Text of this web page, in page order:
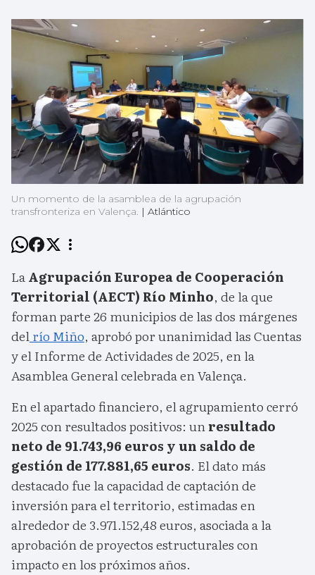
Un momento de la asamblea de la agrupación
transfronteriza en Valença. | Atlántico
LaAgrupación Europea de Cooperación
Territorial (AECT) Río Minho, de la que
forman parte 26 municipios de las dos márgenes
delrío Miño, aprobó por unanimidad las Cuentas
y el Informe de Actividades de 2025, en la
Asamblea General celebrada en Valença.
En el apartado financiero, el agrupamiento cerró
2025 con resultados positivos: unresultado
neto de 91.743,96 euros y un saldo de
gestión de 177.881,65 euros. El dato más
destacado fue la capacidad de captación de
inversión para el territorio, estimadas en
alrededor de 3.971.152,48 euros, asociada a la
aprobación de proyectos estructurales con
impacto en los próximos años.